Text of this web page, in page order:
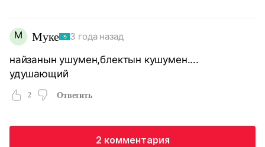
М Муке 3 года назад
найзанын ушумен,блектын кушумен....
удушающий
2 Ответить
2 комментария